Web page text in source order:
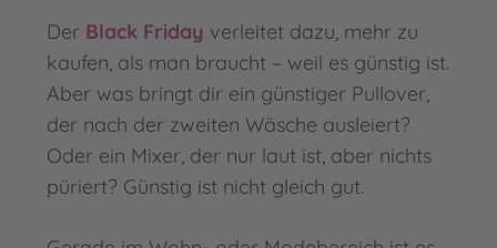
Der Black Friday verleitet dazu, mehr zu
kaufen, als man braucht – weil es günstig ist.
Aber was bringt dir ein günstiger Pullover,
der nach der zweiten Wäsche ausleiert?
Oder ein Mixer, der nur laut ist, aber nichts
püriert? Günstig ist nicht gleich gut.